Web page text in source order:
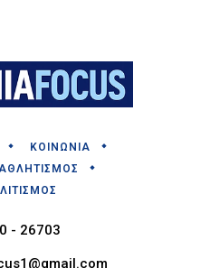
ΚΟΙΝΩΝΙΑ
ΑΘΛΗΤΙΣΜΟΣ
- 26703